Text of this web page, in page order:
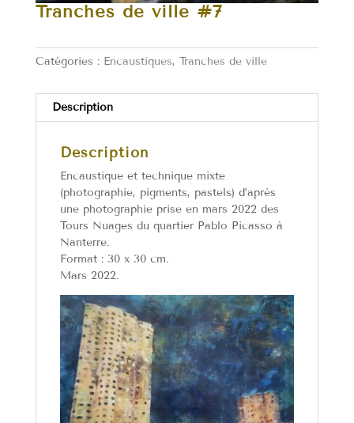
Tranches de ville #7
Catégories : Encaustiques, Tranches de ville
Description
Description
Encaustique et technique mixte
(photographie, pigments, pastels) d’après
une photographie prise en mars 2022 des
Tours Nuages du quartier Pablo Picasso à
Nanterre.
Format : 30 x 30 cm.
Mars 2022.